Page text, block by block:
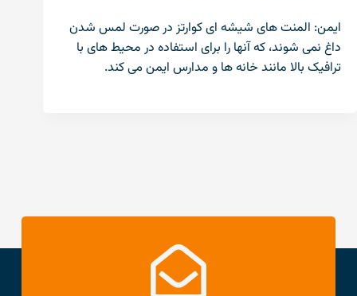
ایمن: المنت های شیشه ای کوارتز در صورت لمس شدن
داغ نمی شوند، که آنها را برای استفاده در محیط های با
ترافیک بالا مانند خانه ها و مدارس ایمن می کند.